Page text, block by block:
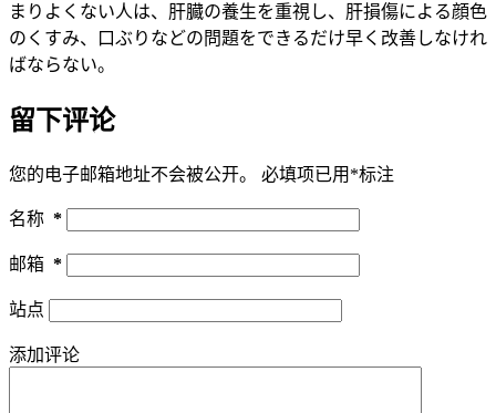
まりよくない人は、肝臓の養生を重視し、肝損傷による顔色
のくすみ、口ぶりなどの問題をできるだけ早く改善しなけれ
ばならない。
留下评论
您的电子邮箱地址不会被公开。 必填项已用 *标注
名称 *
邮箱 *
站点
添加评论